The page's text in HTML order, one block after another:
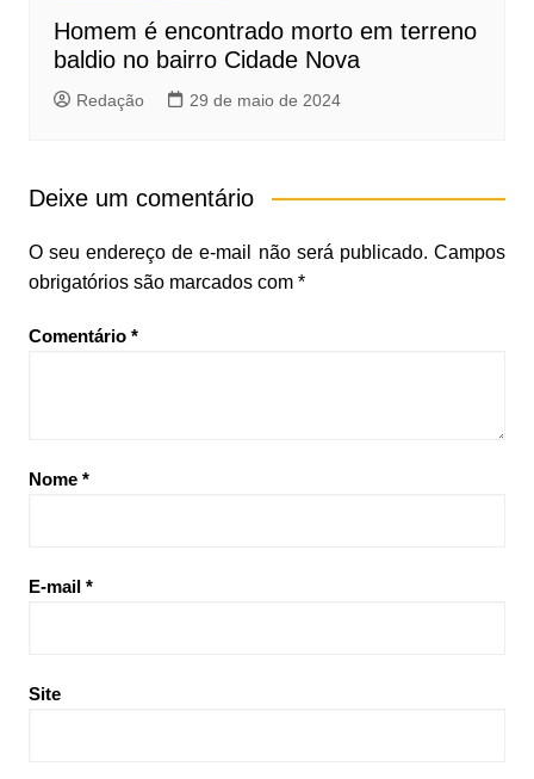
Homem é encontrado morto em terreno
baldio no bairro Cidade Nova
Redação 29 de maio de 2024
Deixe um comentário
O seu endereço de e-mail não será publicado. Campos
obrigatórios são marcados com *
Comentário *
Nome *
E-mail *
Site